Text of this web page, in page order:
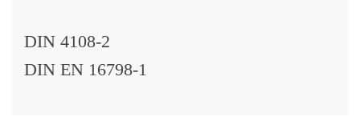
DIN 4108-2
DIN EN 16798-1